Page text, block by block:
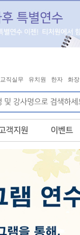
교직실무 유치원 한자 화